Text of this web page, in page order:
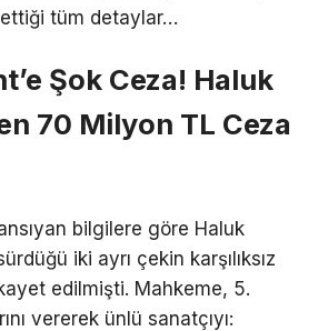
tüm detaylar…
Şok Ceza! Haluk
70 Milyon TL Ceza
bilgilere göre Haluk
iki ayrı çekin karşılıksız
edilmişti. Mahkeme, 5.
vererek ünlü sanatçıyı: